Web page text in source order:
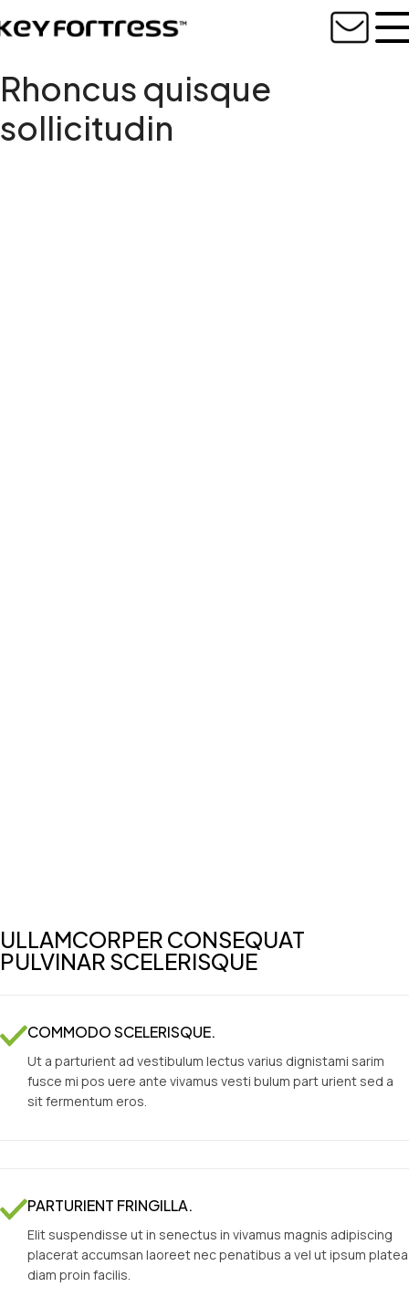
Rhoncus quisque
sollicitudin
ULLAMCORPER CONSEQUAT
PULVINAR SCELERISQUE
COMMODO SCELERISQUE.
Ut a parturient ad vestibulum lectus varius dignistami sarim
fusce mi pos uere ante vivamus vesti bulum part urient sed a
sit fermentum eros.
PARTURIENT FRINGILLA.
Elit suspendisse ut in senectus in vivamus magnis adipiscing
placerat accumsan laoreet nec penatibus a vel ut ipsum platea
diam proin facilis.